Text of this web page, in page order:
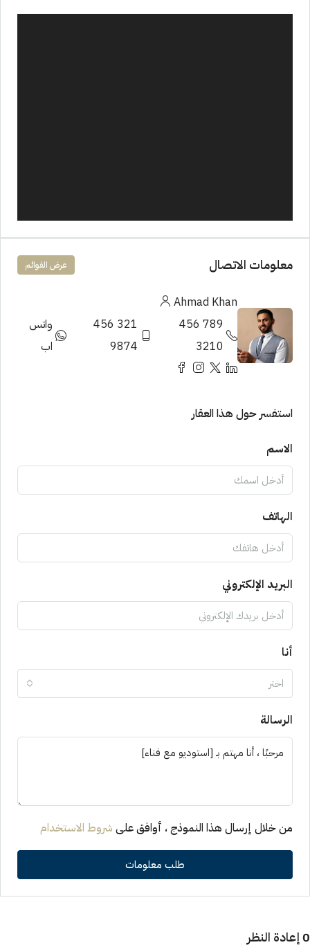
معلومات الاتصال عرض القوائم
Ahmad Khan
789 456
3210
321 456
9874
واتس
اب
استفسر حول هذا العقار
الاسم
الهاتف
البريد الإلكتروني
أنا
اختر
الرسالة
من خلال إرسال هذا النموذج ، أوافق على شروط الاستخدام
طلب معلومات
0 إعادة النظر